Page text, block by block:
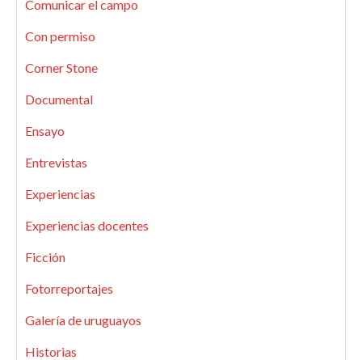
Comunicar el campo
Con permiso
Corner Stone
Documental
Ensayo
Entrevistas
Experiencias
Experiencias docentes
Ficción
Fotorreportajes
Galería de uruguayos
Historias